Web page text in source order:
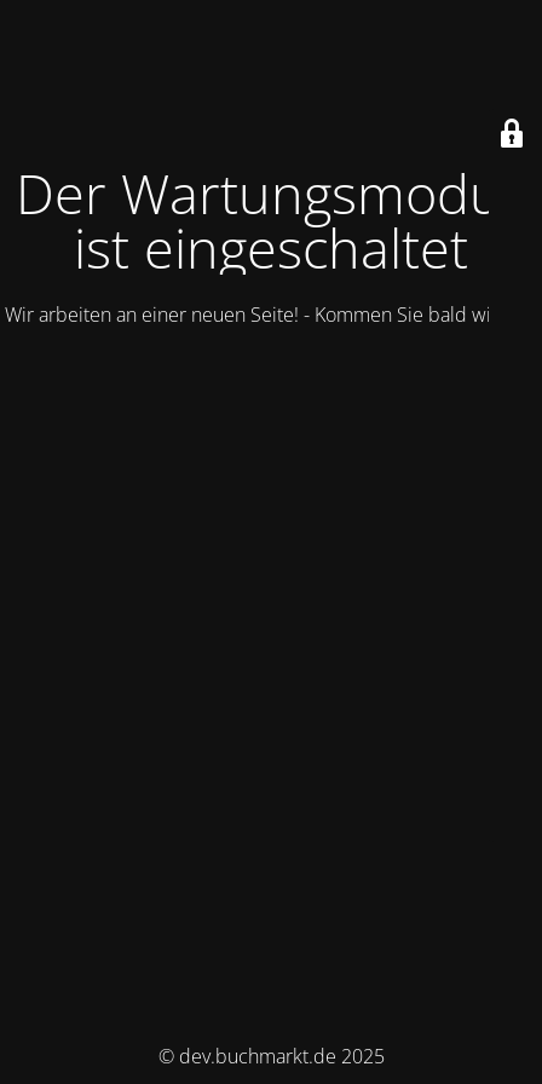
Der Wartungsmodus
ist eingeschaltet
Wir arbeiten an einer neuen Seite! - Kommen Sie bald wieder.
© dev.buchmarkt.de 2025